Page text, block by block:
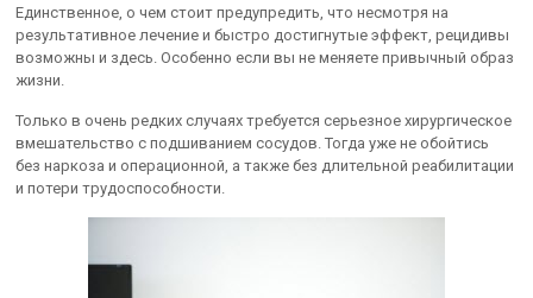
Единственное, о чем стоит предупредить, что несмотря на
результативное лечение и быстро достигнутые эффект, рецидивы
возможны и здесь. Особенно если вы не меняете привычный образ
жизни.
Только в очень редких случаях требуется серьезное хирургическое
вмешательство с подшиванием сосудов. Тогда уже не обойтись
без наркоза и операционной, а также без длительной реабилитации
и потери трудоспособности.